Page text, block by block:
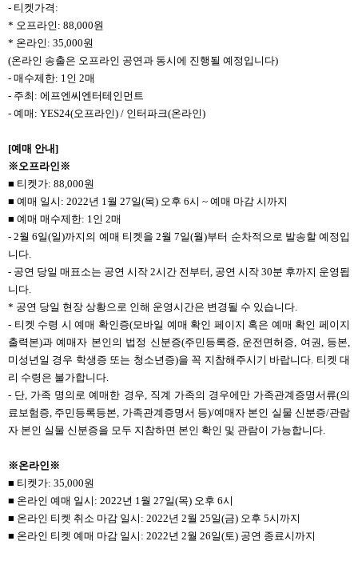
- 티켓가격:
* 오프라인: 88,000원
* 온라인: 35,000원
(온라인 송출은 오프라인 공연과 동시에 진행될 예정입니다)
- 매수제한: 1인 2매
- 주최: 에프엔씨엔터테인먼트
- 예매: YES24(오프라인) / 인터파크(온라인)
[예매 안내]
※ 오프라인※
■ 티켓가: 88,000원
■ 예매 일시: 2022년 1월 27일(목) 오후 6시 ~ 예매 마감 시까지
■ 예매 매수제한: 1인 2매
- 2월 6일(일)까지의 예매 티켓을 2월 7일(월)부터 순차적으로 발송할 예정입
니다.
- 공연 당일 매표소는 공연 시작 2시간 전부터, 공연 시작 30분 후까지 운영됩
니다.
* 공연 당일 현장 상황으로 인해 운영시간은 변경될 수 있습니다.
- 티켓 수령 시 예매 확인증(모바일 예매 확인 페이지 혹은 예매 확인 페이지
출력본)과 예매자 본인의 법정 신분증(주민등록증, 운전면허증, 여권, 등본,
미성년일 경우 학생증 또는 청소년증)을 꼭 지참해주시기 바랍니다. 티켓 대
리 수령은 불가합니다.
- 단, 가족 명의로 예매한 경우, 직계 가족의 경우에만 가족관계증명서류(의
료보험증, 주민등록등본, 가족관계증명서 등)/예매자 본인 실물 신분증/관람
자 본인 실물 신분증을 모두 지참하면 본인 확인 및 관람이 가능합니다.
※온라인※
■ 티켓가: 35,000원
■ 온라인 예매 일시: 2022년 1월 27일(목) 오후 6시
■ 온라인 티켓 취소 마감 일시: 2022년 2월 25일(금) 오후 5시까지
■ 온라인 티켓 예매 마감 일시: 2022년 2월 26일(토) 공연 종료시까지